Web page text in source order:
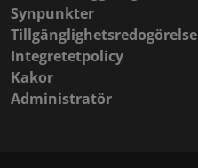
Synpunkter
Tillgänglighetsredogörelse
Integretetpolicy
Kakor
Administratör